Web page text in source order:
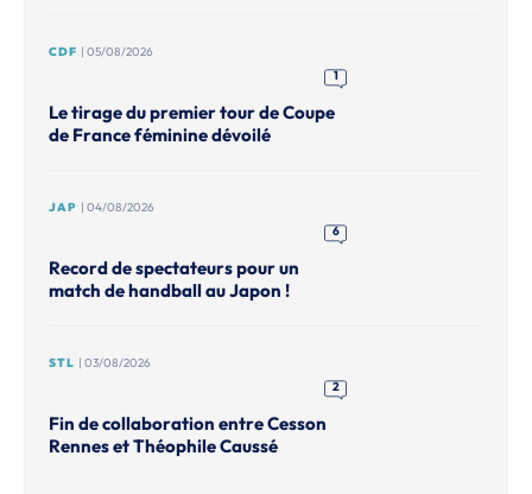
CDF | 05/08/2026
1
Le tirage du premier tour de Coupe
de France féminine dévoilé
JAP | 04/08/2026
6
Record de spectateurs pour un
match de handball au Japon !
STL | 03/08/2026
2
Fin de collaboration entre Cesson
Rennes et Théophile Caussé